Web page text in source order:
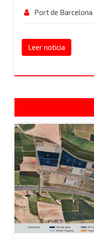
Port de Barcelona
Leer noticia